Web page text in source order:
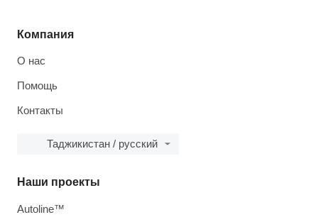
Компания
О нас
Помощь
Контакты
Таджикистан / русский
Наши проекты
Autoline™